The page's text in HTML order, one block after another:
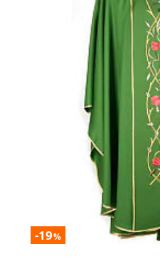
-19%